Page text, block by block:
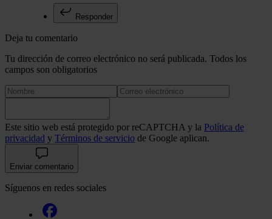
Responder
Deja tu comentario
Tu dirección de correo electrónico no será publicada. Todos los
campos son obligatorios
Este sitio web está protegido por reCAPTCHA y la Política de
privacidad y Términos de servicio de Google aplican.
Enviar comentario
Síguenos en redes sociales